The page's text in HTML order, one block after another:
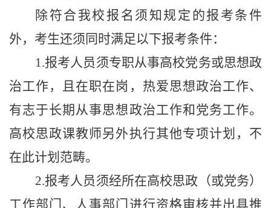
除符合我校报名须知规定的报考条件
外，考生还须同时满足以下报考条件：
1.报考人员须专职从事高校党务或思想政
治工作，且在职在岗，热爱思想政治工作、
有志于长期从事思想政治工作和党务工作。
高校思政课教师另外执行其他专项计划，不
在此计划范畴。
2.报考人员须经所在高校思政（或党务）
工作部门、人事部门进行资格审核并出具推